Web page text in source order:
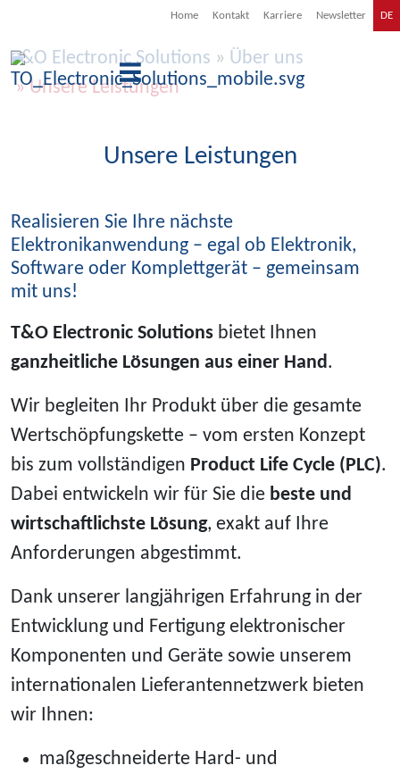
Home Kontakt Karriere Newsletter DE
T&O Electronic Solutions » Über uns
»Unsere Leistungen
Unsere Leistungen
Realisieren Sie Ihre nächste
Elektronikanwendung – egal ob Elektronik,
Software oder Komplettgerät – gemeinsam
mit uns!
T&O Electronic Solutions bietet Ihnen
ganzheitliche Lösungen aus einer Hand.
Wir begleiten Ihr Produkt über die gesamte
Wertschöpfungskette – vom ersten Konzept
bis zum vollständigen Product Life Cycle (PLC).
Dabei entwickeln wir für Sie die beste und
wirtschaftlichste Lösung, exakt auf Ihre
Anforderungen abgestimmt.
Dank unserer langjährigen Erfahrung in der
Entwicklung und Fertigung elektronischer
Komponenten und Geräte sowie unserem
internationalen Lieferantennetzwerk bieten
wir Ihnen:
maßgeschneiderte Hard- und